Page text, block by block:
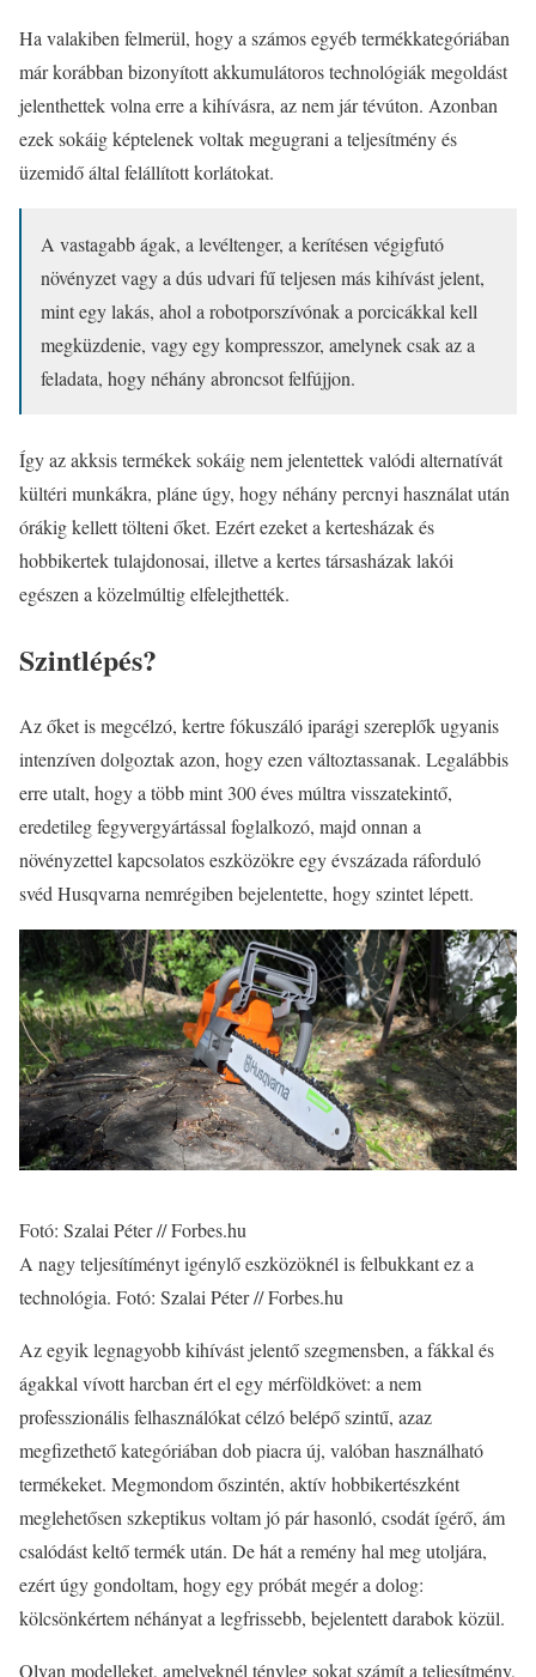
Ha valakiben felmerül, hogy a számos egyéb termékkategóriában
már korábban bizonyított akkumulátoros technológiák megoldást
jelenthettek volna erre a kihívásra, az nem jár tévúton. Azonban
ezek sokáig képtelenek voltak megugrani a teljesítmény és
üzemidő által felállított korlátokat.
A vastagabb ágak, a levéltenger, a kerítésen végigfutó
növényzet vagy a dús udvari fű teljesen más kihívást jelent,
mint egy lakás, ahol a robotporszívónak a porcicákkal kell
megküzdenie, vagy egy kompresszor, amelynek csak az a
feladata, hogy néhány abroncsot felfújjon.
Így az akksis termékek sokáig nem jelentettek valódi alternatívát
kültéri munkákra, pláne úgy, hogy néhány percnyi használat után
órákig kellett tölteni őket. Ezért ezeket a kertesházak és
hobbikertek tulajdonosai, illetve a kertes társasházak lakói
egészen a közelmúltig elfelejthették.
Szintlépés?
Az őket is megcélzó, kertre fókuszáló iparági szereplők ugyanis
intenzíven dolgoztak azon, hogy ezen változtassanak. Legalábbis
erre utalt, hogy a több mint 300 éves múltra visszatekintő,
eredetileg fegyvergyártással foglalkozó, majd onnan a
növényzettel kapcsolatos eszközökre egy évszázada ráforduló
svéd Husqvarna nemrégiben bejelentette, hogy szintet lépett.
Fotó: Szalai Péter // Forbes.hu
A nagy teljesítíményt igénylő eszközöknél is felbukkant ez a
technológia. Fotó: Szalai Péter // Forbes.hu
Az egyik legnagyobb kihívást jelentő szegmensben, a fákkal és
ágakkal vívott harcban ért el egy mérföldkövet: a nem
professzionális felhasználókat célzó belépő szintű, azaz
megfizethető kategóriában dob piacra új, valóban használható
termékeket. Megmondom őszintén, aktív hobbikertészként
meglehetősen szkeptikus voltam jó pár hasonló, csodát ígérő, ám
csalódást keltő termék után. De hát a remény hal meg utoljára,
ezért úgy gondoltam, hogy egy próbát megér a dolog:
kölcsönkértem néhányat a legfrissebb, bejelentett darabok közül.
Olyan modelleket, amelyeknél tényleg sokat számít a teljesítmény,